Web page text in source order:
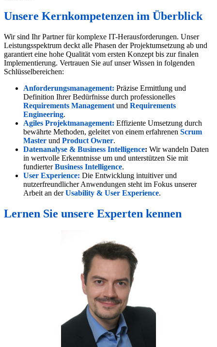
Unsere Kernkompetenzen im Überblick
Wir sind Ihr Partner für komplexe IT-Herausforderungen. Unser
Leistungsspektrum deckt alle Phasen der Projektumsetzung ab und
garantiert eine hohe Qualität vom ersten Konzept bis zur finalen
Implementierung. Vertrauen Sie auf unser Wissen in folgenden
Schlüsselbereichen:
Anforderungsmanagement: Präzise Ermittlung und
Definition Ihrer Bedürfnisse durch professionelles
Requirements Management und Requirements
Engineering.
Agiles Projektmanagement: Effiziente Umsetzung durch
bewährte Methoden, geleitet von einem erfahrenen Scrum
Master und Product Owner.
Datenanalyse & Business Intelligence: Wir wandeln Daten
in wertvolle Erkenntnisse um und unterstützen Sie mit
fundierterBusiness Intelligence.
User Experience: Die Entwicklung intuitiver und
nutzerfreundlicher Anwendungen steht im Fokus unserer
Arbeit an derUsability & User Experience.
Lernen Sie unsere Experten kennen